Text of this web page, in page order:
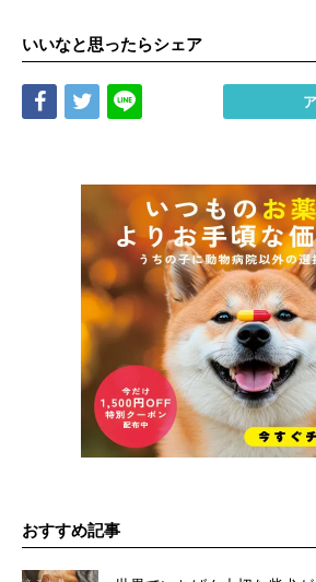
いいなと思ったらシェア
Share Tweet
おすすめ記事